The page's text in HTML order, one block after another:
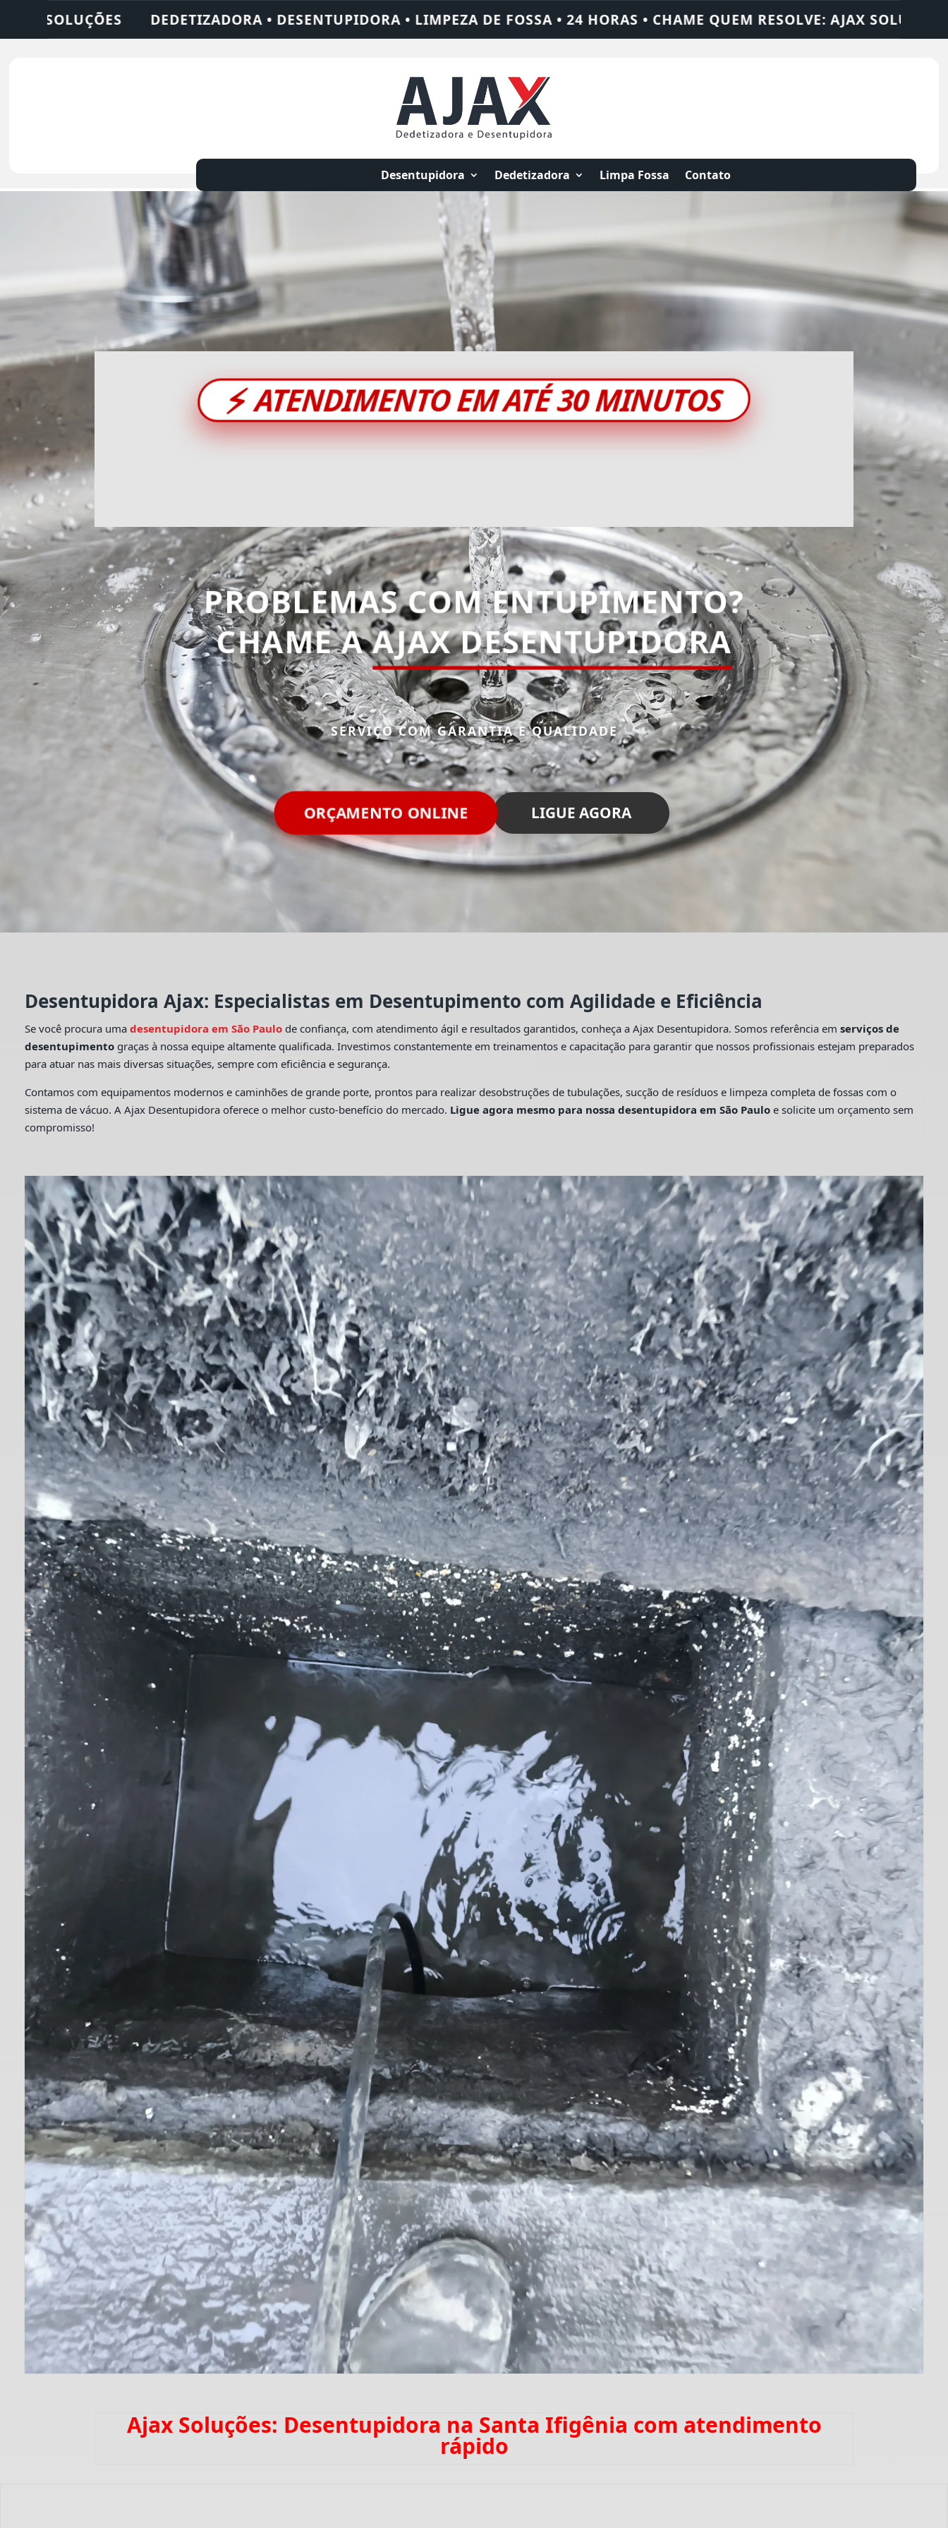
• LIMPEZA DE FOSSA • 24 HORAS • CHAME QUEM RESOLVE: AJAX SOLUÇÕES DEDETIZADORA • DESENTUPIDORA •
Desentupidora Dedetizadora Limpa Fossa Contato
⚡ATENDIMENTO EM ATÉ 30 MINUTOS
PROBLEMAS COM ENTUPIMENTO?
CHAME AAJAX DESENTUPIDORA
SERVIÇO COM GARANTIA E QUALIDADE
ORÇAMENTO ONLINE LIGUE AGORA
Desentupidora Ajax: Especialistas em Desentupimento com Agilidade e Eficiência
Se você procura uma desentupidora em São Paulo de confiança, com atendimento ágil e resultados garantidos, conheça a Ajax Desentupidora. Somos referência em serviços de
desentupimentograças à nossa equipe altamente qualificada. Investimos constantemente em treinamentos e capacitação para garantir que nossos profissionais estejam preparados
para atuar nas mais diversas situações, sempre com eficiência e segurança.
Contamos com equipamentos modernos e caminhões de grande porte, prontos para realizar desobstruções de tubulações, sucção de resíduos e limpeza completa de fossas com o
sistema de vácuo. A Ajax Desentupidora oferece o melhor custo-benefício do mercado. Ligue agora mesmo para nossa desentupidora em São Pauloe solicite um orçamento sem
compromisso!
Ajax Soluções: Desentupidora na Santa Ifigênia com atendimento
rápido